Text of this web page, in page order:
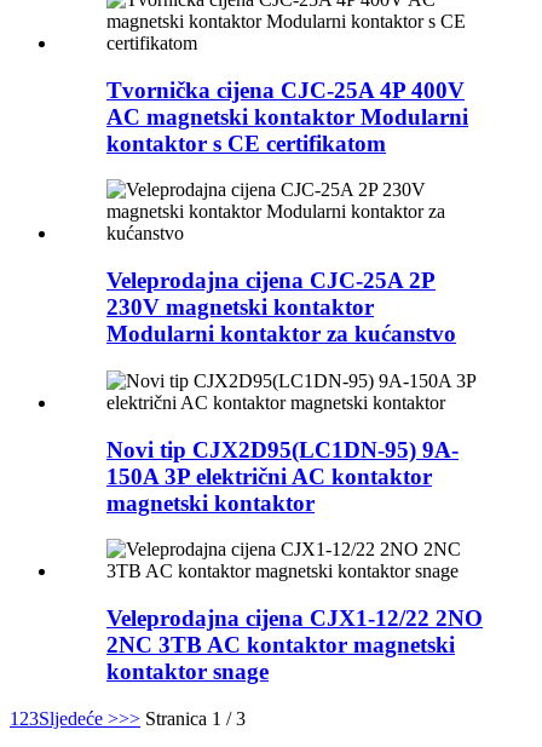
Tvornička cijena CJC-25A 4P 400V
AC magnetski kontaktor Modularni
kontaktor s CE certifikatom
Veleprodajna cijena CJC-25A 2P
230V magnetski kontaktor
Modularni kontaktor za kućanstvo
Novi tip CJX2D95(LC1DN-95) 9A-
150A 3P električni AC kontaktor
magnetski kontaktor
Veleprodajna cijena CJX1-12/22 2NO
2NC 3TB AC kontaktor magnetski
kontaktor snage
1 23Sljedeće >>> Stranica 1 / 3